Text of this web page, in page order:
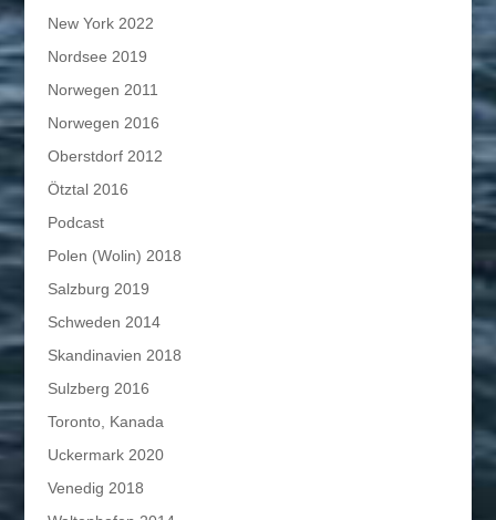
New York 2022
Nordsee 2019
Norwegen 2011
Norwegen 2016
Oberstdorf 2012
Ötztal 2016
Podcast
Polen (Wolin) 2018
Salzburg 2019
Schweden 2014
Skandinavien 2018
Sulzberg 2016
Toronto, Kanada
Uckermark 2020
Venedig 2018